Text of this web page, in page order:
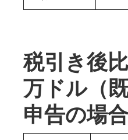
税引き後
万ドル（
申告の場合